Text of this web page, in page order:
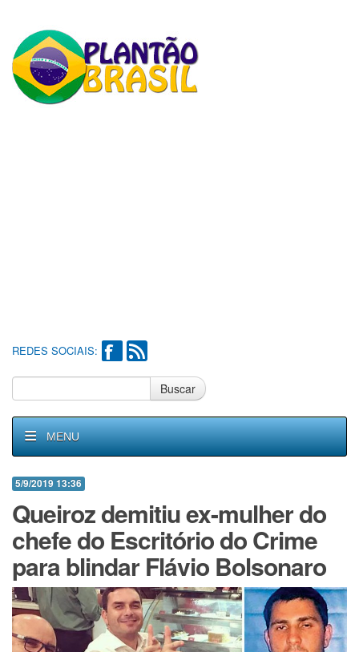
REDES SOCIAIS:
Buscar
MENU
5/9/2019 13:36
Queiroz demitiu ex-mulher do
chefe do Escritório do Crime
para blindar Flávio Bolsonaro